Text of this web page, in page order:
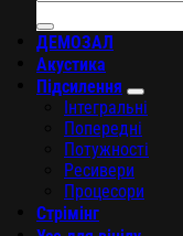
ДЕМОЗАЛ
Акустика
Підсилення
Інтегральні
Попередні
Потужності
Ресивери
Процесори
Стрімінг